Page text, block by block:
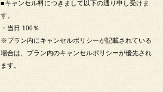
■キャンセル料につきまして以下の通り申し受けま
す。
・当日 100％
※プラン内にキャンセルポリシーが記載されている
場合は、プラン内のキャンセルポリシーが優先され
ます。